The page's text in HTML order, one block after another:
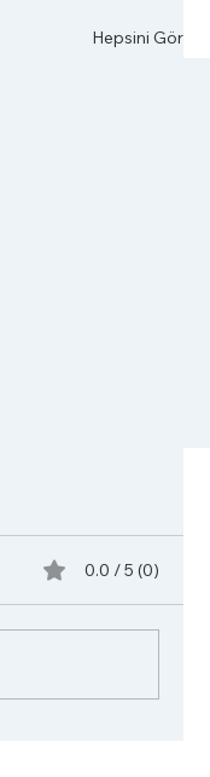
Hepsini Gör
0.0 / 5 (0)